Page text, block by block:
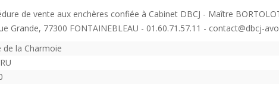
de vente aux enchères confiée à Cabinet DBCJ - Maître
Grande, 77300 FONTAINEBLEAU - 01.60.71.57.11 - contact@dbcj-
de la Charmoie